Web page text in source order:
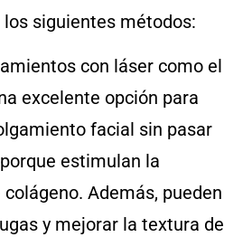
siguientes métodos:
con láser como el
excelente opción para
facial sin pasar
estimulan la
Además, pueden
y mejorar la textura de